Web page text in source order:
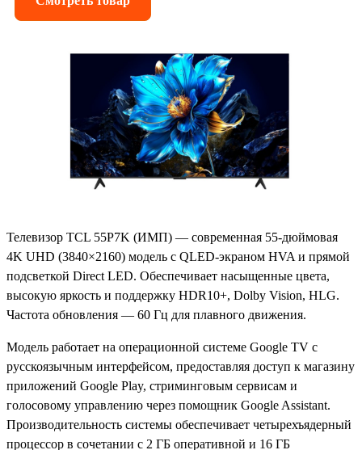
Телевизор TCL 55P7K (ИМП) — современная 55-дюймовая
4K UHD (3840×2160) модель с QLED-экраном HVA и прямой
подсветкой Direct LED. Обеспечивает насыщенные цвета,
высокую яркость и поддержку HDR10+, Dolby Vision, HLG.
Частота обновления — 60 Гц для плавного движения.
Модель работает на операционной системе Google TV с
русскоязычным интерфейсом, предоставляя доступ к магазину
приложений Google Play, стриминговым сервисам и
голосовому управлению через помощник Google Assistant.
Производительность системы обеспечивает четырехъядерный
процессор в сочетании с 2 ГБ оперативной и 16 ГБ